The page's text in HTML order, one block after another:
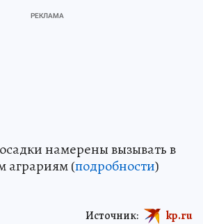
намерены вызывать в
аграриям (подробности)
Источник: kp.ru